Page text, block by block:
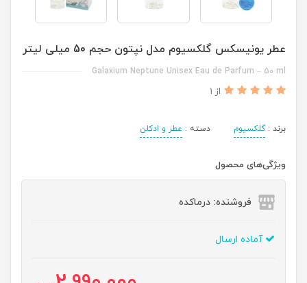
عطر یونیسکس گلکسیوم مدل نپتون حجم 50 میلی لیتر
Galaxium Neptune Unisex Eau de Parfum – 50 ml
از 1
برند :گلکسیوم دسته : عطر و ادکلن
ویژگی‌های محصول
فروشنده: درماکده
آماده ارسال